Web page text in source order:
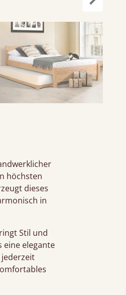
höchsten
dieses
in
Stil und
eine elegante
jederzeit